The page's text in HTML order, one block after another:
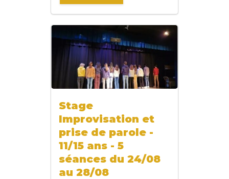
Stage
Improvisation et
prise de parole -
11/15 ans - 5
séances du 24/08
au 28/08